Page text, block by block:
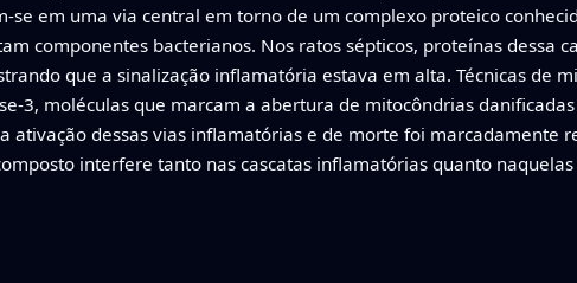
em uma via central em torno de um complexo proteico
componentes bacterianos. Nos ratos sépticos, proteínas dessa
que a sinalização inflamatória estava em alta. Técnicas de
3, moléculas que marcam a abertura de mitocôndrias
dessas vias inflamatórias e de morte foi marcadamente
interfere tanto nas cascatas inflamatórias quanto naquelas